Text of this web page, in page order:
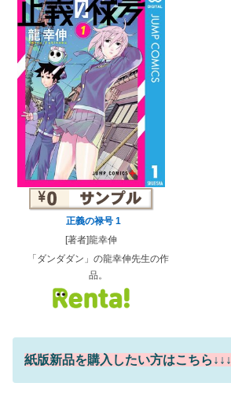
正義の禄号 1
[著者]龍幸伸
「ダンダダン」の龍幸伸先生の作
品。
紙版新品を購入したい方はこちら↓↓↓